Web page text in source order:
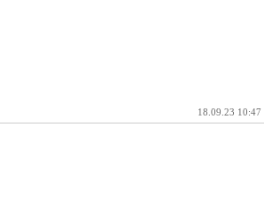
18.09.23 10:47